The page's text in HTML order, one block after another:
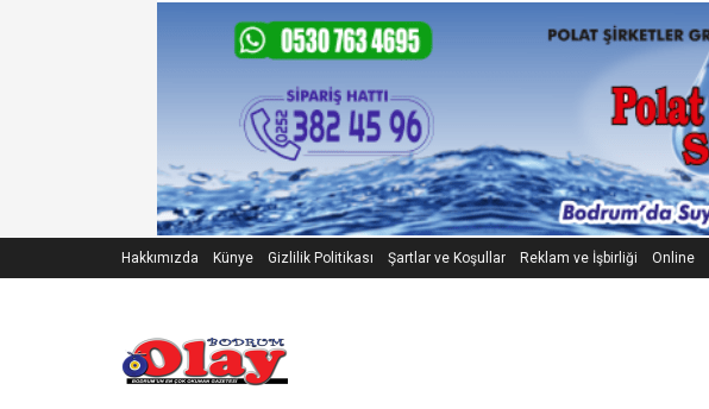
Hakkımızda Künye Gizlilik Politikası Şartlar ve Koşullar Reklam ve İşbirliği Online